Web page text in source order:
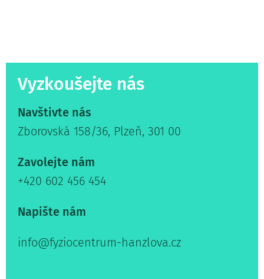
Vyzkoušejte nás
Navštivte nás
Zborovská 158/36, Plzeň, 301 00
Zavolejte nám
+420 602 456 454
Napište nám
info@fyziocentrum-hanzlova.cz